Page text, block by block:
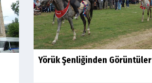
Yörük Şenliğinden Görüntüler